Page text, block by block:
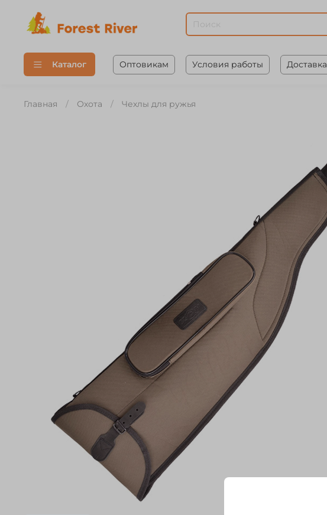
Каталог Оптовикам Условия работы Доставка
Главная Охота Чехлы для ружья